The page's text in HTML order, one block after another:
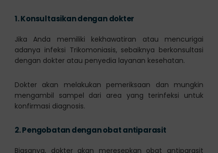
1.Konsultasikan dengan dokter
Jika Anda memiliki kekhawatiran atau mencurigai
adanya infeksi Trikomoniasis, sebaiknya berkonsultasi
dengan dokter atau penyedia layanan kesehatan.
Dokter akan melakukan pemeriksaan dan mungkin
mengambil sampel dari area yang terinfeksi untuk
konfirmasi diagnosis.
2.Pengobatan dengan obat antiparasit
Biasanya, dokter akan meresepkan obat antiparasit